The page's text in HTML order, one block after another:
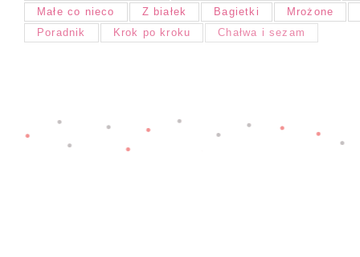
Małe co nieco
Z białek Bagietki
Mrożone
Poradnik
Krok po kroku Chałwa i sezam